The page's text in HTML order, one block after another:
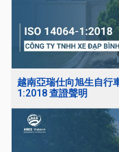
越南亞瑞仕向旭生自行
1:2018 查證聲明